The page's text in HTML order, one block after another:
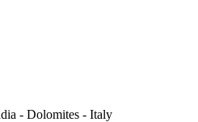
- Dolomites - Italy